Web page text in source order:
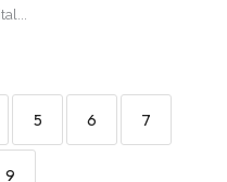
5 6 7
9